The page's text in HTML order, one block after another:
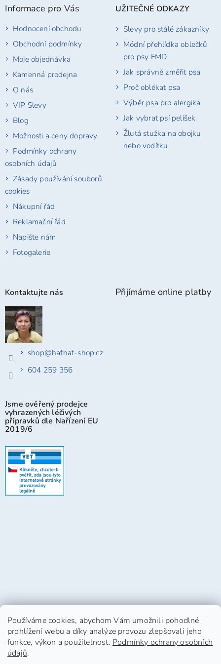
Používáme cookies, abychom Vám umožnili pohodlné
prohlížení webu a díky analýze provozu zlepšovali jeho
funkce, výkon a použitelnost. Podmínky ochrany osobních
údajů.
Informace pro Vás
Hodnocení obchodu
Obchodní podmínky
Moje objednávka
Kamenná prodejna
O nás
VIP Slevy
Blog
Možnosti a ceny dopravy
Podmínky ochrany
osobních údajů
Zásady používání souborů
cookies
Nákupní řád
Reklamační řád
Napište nám
Fotogalerie
UŽITEČNÉ ODKAZY
Slevy pro stálé zákazníky
Módní přehlídka oblečků
pro psy FMD
Jak správně změřit psa
Proč oblékat psa
Výběr psa pro alergika
Jak vybrat psí pelíšek
Žlutá stužka na obojku
nebo vodítku
Kontaktujte nás
shop@hafhaf-shop.cz
604 259 356
Jsme ověřený prodejce
vyhrazených léčivých
přípravků dle Nařízení EU
2019/6
Přijímáme online platby